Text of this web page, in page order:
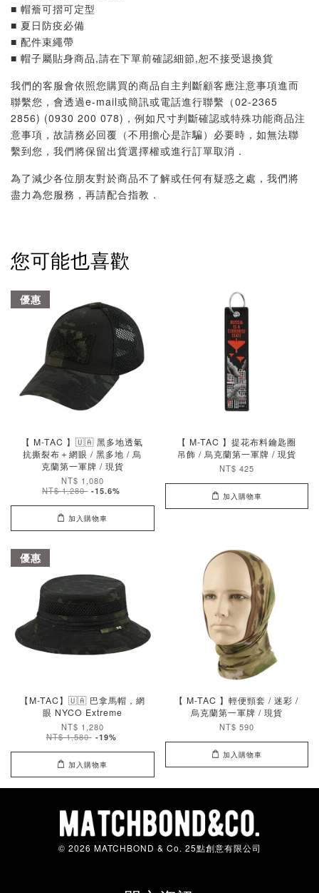
■ 帽簷可摺可定型
■ 夏日防疫必備
■ 配件束繩帶
■ 帽子屬貼身商品,請在下單前確認細節,恕不接受退換貨
我們的客服會依照您購買的商品自主判斷顧客應注意事項進而
聯繫您，會透過e-mail或簡訊或電話進行聯繫（02-2365
2856) (0930 200 078)，例如尺寸判斷確認或特殊功能商品注
意事項，故請務必回覆（不用擔心是詐騙）必要時，如無法聯
繫到您，我們將保留出貨選擇權或進行訂單取消．
為了減少各位朋友對於商品不了解或任何有疑惑之處，我們將
盡力為您服務，再請配合指教．
您可能也喜歡
優惠
【 M-TAC 】🇺🇦 黑多地透氣
抗撕裂布＋網眼 / 黑多地 / 烏
克蘭第一軍牌 / 現貨
NT$ 1,080
NT$ 1,280 -15.6%
加入購物車
【 M-TAC 】提花布料鑰匙圈
吊飾 / 烏克蘭第一軍牌 / 現貨
NT$ 425
加入購物車
優惠
【M-TAC】🇺🇦 巴拿馬帽，網
眼 NYCO Extreme
NT$ 1,280
NT$ 1,580 -19%
加入購物車
【 M-TAC 】輕便頸套 / 迷彩 /
烏克蘭第一軍牌 / 現貨
NT$ 590
加入購物車
© 2026 MATCHBOND & Co. 25點創意有限公司